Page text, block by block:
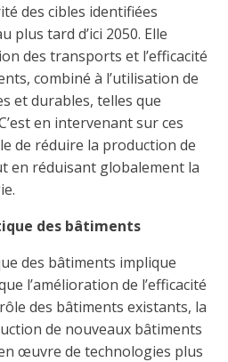
illégal
pour les membres
collectif des fonds
| SÉCURE
d’une formation
des cibles identifiées
plus tard d’ici 2050. Elle
des transports et l’efficacité
combiné à l’utilisation de
et durables, telles que
en intervenant sur ces
de réduire la production de
en réduisant globalement la
des bâtiments
des bâtiments implique
l’amélioration de l’efficacité
des bâtiments existants, la
de nouveaux bâtiments
œuvre de technologies plus